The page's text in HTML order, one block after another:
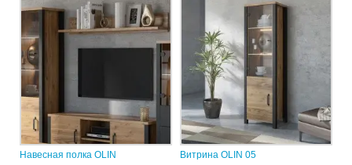
Навесная полка OLIN Витрина OLIN 05